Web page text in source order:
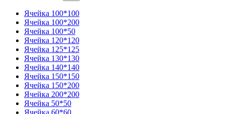
Ячейка 100*100
Ячейка 100*200
Ячейка 100*50
Ячейка 120*120
Ячейка 125*125
Ячейка 130*130
Ячейка 140*140
Ячейка 150*150
Ячейка 150*200
Ячейка 200*200
Ячейка 50*50
Ячейка 60*60